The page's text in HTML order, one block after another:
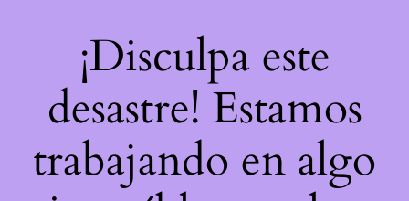
¡Disculpa este
desastre! Estamos
trabajando en algo